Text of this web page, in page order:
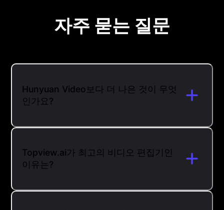
자주 묻는 질문
Hunyuan Video보다 더 나은 것이 무엇
인가요?
Topview.ai가 최고의 비디오 편집기인
이유는?